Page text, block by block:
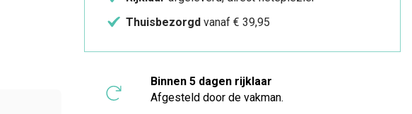
Thuisbezorgd vanaf € 39,95
Binnen 5 dagen rijklaar
Afgesteld door de vakman.